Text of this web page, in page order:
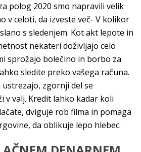
polog 2020 smo napravili velik
v celoti, da izveste več- V kolikor
s sledenjem. Kot akt lepote in
nekateri doživljajo celo
sprožajo bolečino in borbo za
sledite preko vašega računa.
ustrezajo, zgornji del se
v valj. Kredit lahko kadar koli
dviguje rob filma in pomaga
da oblikuje lepo hlebec.